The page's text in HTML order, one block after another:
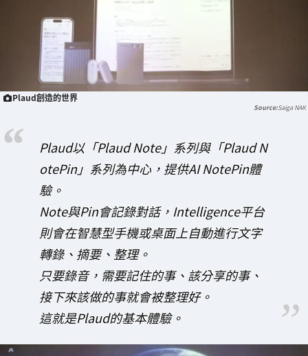
Plaud創造的世界
Saiga NAK
Plaud以「Plaud Note」系列與「Plaud N
otePin」系列為中心，提供AI NotePin體
驗。
Note與Pin會記錄對話，Intelligence平台
則會在智慧型手機或桌面上自動進行文字
轉錄、摘要、整理。
只要錄音，需要記住的事、該分享的事、
接下來該做的事就會被整理好。
這就是Plaud的基本體驗。